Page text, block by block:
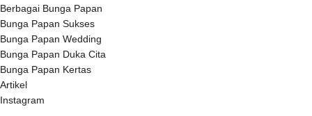
Berbagai Bunga Papan
Bunga Papan Sukses
Bunga Papan Wedding
Bunga Papan Duka Cita
Bunga Papan Kertas
Artikel
Instagram